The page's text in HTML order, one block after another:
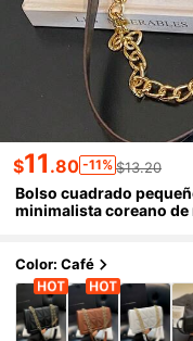
$11 .80 -11% $13.20
Bolso cuadrado
minimalista coreano de
Color: Café